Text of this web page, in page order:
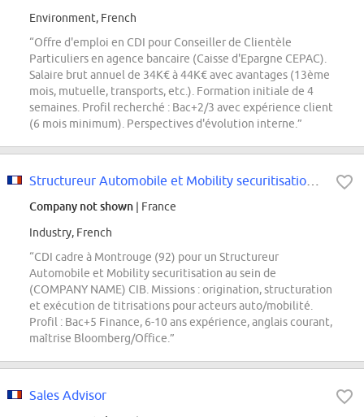
Environment, French
“Offre d'emploi en CDI pour Conseiller de Clientèle
Particuliers en agence bancaire (Caisse d'Epargne CEPAC).
Salaire brut annuel de 34K€ à 44K€ avec avantages (13ème
mois, mutuelle, transports, etc.). Formation initiale de 4
semaines. Profil recherché : Bac+2/3 avec expérience client
(6 mois minimum). Perspectives d'évolution interne.”
Company not shown | France
Industry, French
“CDI cadre à Montrouge (92) pour un Structureur
Automobile et Mobility securitisation au sein de
(COMPANY NAME) CIB. Missions : origination, structuration
et exécution de titrisations pour acteurs auto/mobilité.
Profil : Bac+5 Finance, 6-10 ans expérience, anglais courant,
maîtrise Bloomberg/Office.”
Sales Advisor